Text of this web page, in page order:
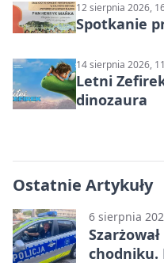
12 sierpnia 2026,
Spotkanie
14 sierpnia 2026,
Letni
dinozaura
Ostatnie Artykuły
6 sierpnia
chodniku.